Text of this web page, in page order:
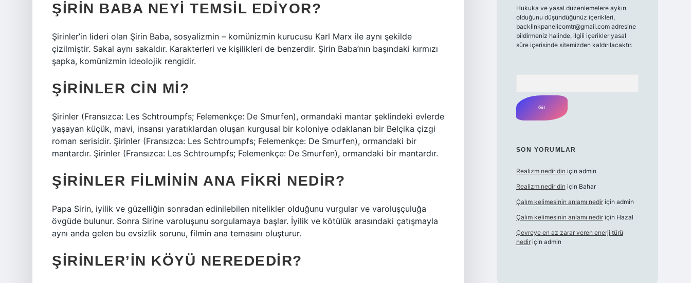
ŞIRIN BABA NEYI TEMSIL EDIYOR?
Şirinler’in lideri olan Şirin Baba, sosyalizmin – komünizmin kurucusu Karl Marx ile aynı şekilde
çizilmiştir. Sakal aynı sakaldır. Karakterleri ve kişilikleri de benzerdir. Şirin Baba’nın başındaki kırmızı
şapka, komünizmin ideolojik rengidir.
ŞIRINLER CIN MI?
Şirinler (Fransızca: Les Schtroumpfs; Felemenkçe: De Smurfen), ormandaki mantar şeklindeki evlerde
yaşayan küçük, mavi, insansı yaratıklardan oluşan kurgusal bir koloniye odaklanan bir Belçika çizgi
roman serisidir. Şirinler (Fransızca: Les Schtroumpfs; Felemenkçe: De Smurfen), ormandaki bir
mantardır. Şirinler (Fransızca: Les Schtroumpfs; Felemenkçe: De Smurfen), ormandaki bir mantardır.
ŞIRINLER FILMININ ANA FIKRI NEDIR?
Papa Sirin, iyilik ve güzelliğin sonradan edinilebilen nitelikler olduğunu vurgular ve varoluşçuluğa
övgüde bulunur. Sonra Sirine varoluşunu sorgulamaya başlar. İyilik ve kötülük arasındaki çatışmayla
aynı anda gelen bu evsizlik sorunu, filmin ana temasını oluşturur.
ŞIRINLER’IN KÖYÜ NEREDEDIR?
Hukuka ve yasal düzenlemelere aykırı
olduğunu düşündüğünüz içerikleri,
backlinkpanelicomtr@gmail.comadresine
bildirmeniz halinde, ilgili içerikler yasal
süre içerisinde sitemizden kaldırılacaktır.
SON YORUMLAR
Realizm nedir din için admin
Realizm nedir din için Bahar
Çalım kelimesinin anlamı nediriçin admin
Çalım kelimesinin anlamı nediriçin Hazal
Çevreye en az zarar veren enerji türü
nediriçin admin